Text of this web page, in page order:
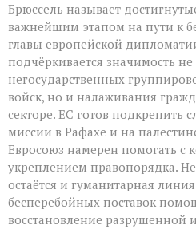
Брюссель называет
важнейшим этапом на пути к
главы европейской
подчёркивается значимость
негосударственных
войск, но и налаживания
секторе. ЕС готов подкрепить
миссии в Рафахе и на
Евросоюз намерен помогать с
укреплением правопорядка.
остаётся и гуманитарная
бесперебойных поставок
восстановление разрушенной